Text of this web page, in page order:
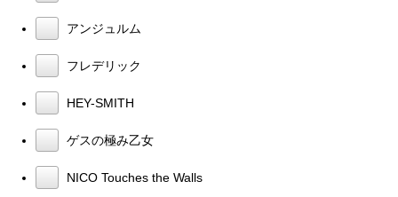
アンジュルム
フレデリック
HEY-SMITH
ゲスの極み乙女
NICO Touches the Walls